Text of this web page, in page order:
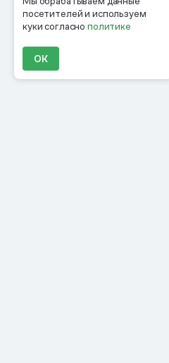
посетителей и используем
куки согласнополитике
ОК